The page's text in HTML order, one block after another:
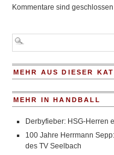
Kommentare sind geschlossen
MEHR AUS DIESER
MEHR IN HANDBALL
Derbyfieber: HSG-Herren
100 Jahre Herrmann
des TV Seelbach